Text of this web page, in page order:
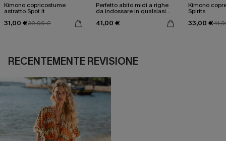
Kimono copricostume
astratto Spot It
31,00 €39,00 €
Perfetto abito midi a righe
da indossare in qualsiasi
41,00 €
Kimono
Spirits
33,00 €
RECENTEMENTE REVISIONE